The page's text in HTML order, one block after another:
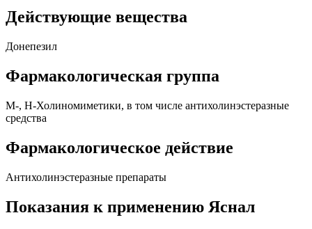
Действующие вещества
Донепезил
Фармакологическая группа
M-, H-Холиномиметики, в том числе антихолинэстеразные
средства
Фармакологическое действие
Антихолинэстеразные препараты
Показания к применению Яснал